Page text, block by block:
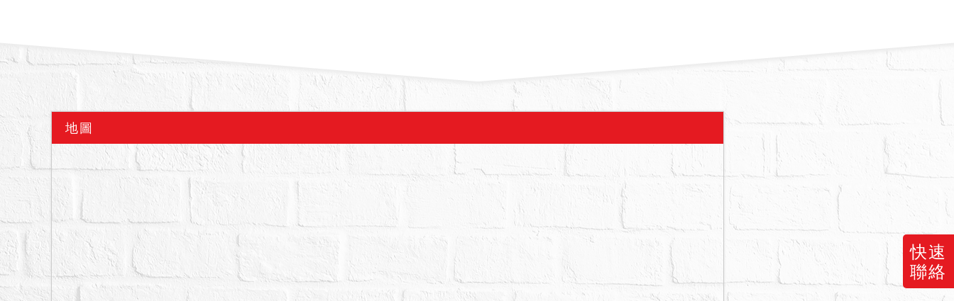
快速
聯絡
5.投標人應自行向當地市政府查詢本建物使用執照附表注意事項，以確認應負擔義務及使
用限制等。
6.按現況點交，本分署不負瑕疵擔保責任。
至115年10月31日，建築結構體保固期限至128年10月31日。
地圖